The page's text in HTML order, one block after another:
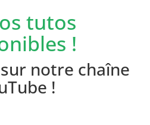
tutos
!
notre chaîne
!